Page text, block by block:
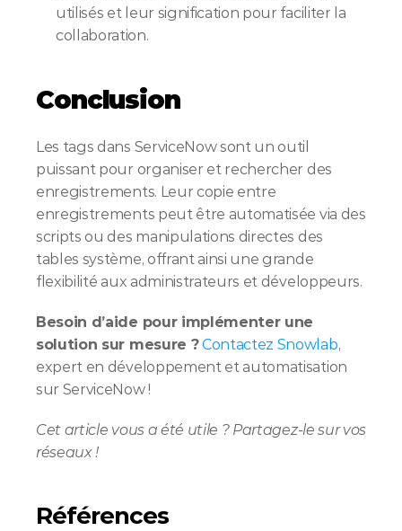
utilisés et leur signification pour faciliter la
collaboration.
Conclusion
Les tags dans ServiceNow sont un outil
puissant pour organiser et rechercher des
enregistrements. Leur copie entre
enregistrements peut être automatisée via des
scripts ou des manipulations directes des
tables système, offrant ainsi une grande
flexibilité aux administrateurs et développeurs.
Besoin d’aide pour implémenter une
solution sur mesure ?Contactez Snowlab,
expert en développement et automatisation
sur ServiceNow !
Cet article vous a été utile ? Partagez-le sur vos
réseaux !
Références